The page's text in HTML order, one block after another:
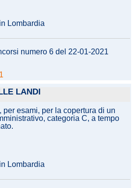
Lombardia
numero 6 del 22-01-2021
LANDI
esami, per la copertura di un
categoria C, a tempo
Lombardia